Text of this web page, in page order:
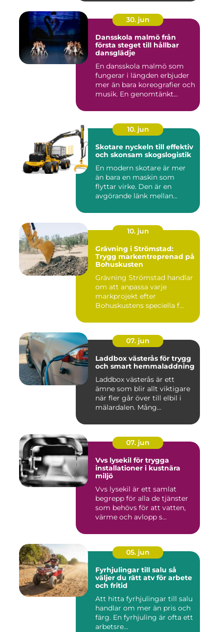
30. jun
Dansskola malmö från
första steget till hållbar
dansglädje
En dansskola malmö som
fungerar i längden erbjuder
mer än bara koreografier och
musik. En genomtänkt...
10. jun
Skotare nyckeln till effektiv
och skonsam skogslogistik
En modern skotare är mer
än bara en maskin som
flyttar virke. Den är en
avgörande länk mellan
10. jun
Grävning i Strömstad:
Trygg markentreprenad på
Bohuskusten
Grävning Strömstad handlar
om att anpassa varje
markprojekt efter
Bohuskustens speciella f...
07. jun
Laddbox västerås för trygg
och smart hemmaladdning
Laddbox västerås är ett
ämne som blir allt viktigare
när fler går över till elbil i
mälardalen. Mång...
07. jun
Vvs lysekil för trygga
installationer i kustnära
miljö
Vvs lysekil är ett samlat
begrepp för alla de tjänster
som behövs för att vatten,
värme och avlopp s...
05. jun
Fyrhjulingar till salu så
väljer du rätt atv för arbete
och fritid
Att hitta fyrhjulingar till salu
handlar om mer än pris och
färg. En fyrhjuling är ofta ett
arbetsre...